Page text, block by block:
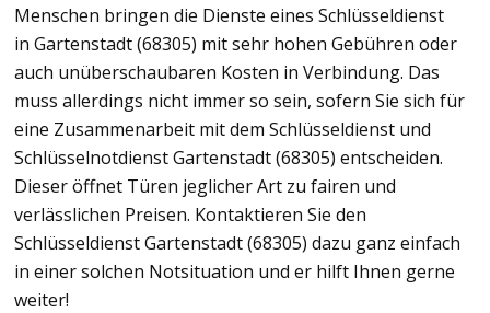
Menschen bringen die Dienste eines Schlüsseldienst
in Gartenstadt (68305) mit sehr hohen Gebühren oder
auch unüberschaubaren Kosten in Verbindung. Das
muss allerdings nicht immer so sein, sofern Sie sich für
eine Zusammenarbeit mit dem Schlüsseldienst und
Schlüsselnotdienst Gartenstadt (68305) entscheiden.
Dieser öffnet Türen jeglicher Art zu fairen und
verlässlichen Preisen. Kontaktieren Sie den
Schlüsseldienst Gartenstadt (68305) dazu ganz einfach
in einer solchen Notsituation und er hilft Ihnen gerne
weiter!